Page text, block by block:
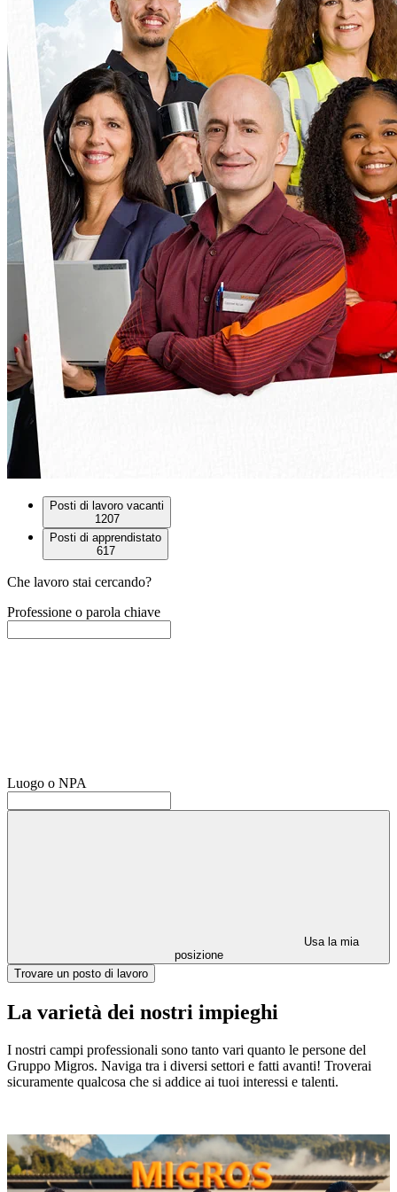
Posti di lavoro vacanti
1207
Posti di apprendistato
617
Che lavoro stai cercando?
Professione o parola chiave
Luogo o NPA
Usa la mia
posizione
Trovare un posto di lavoro
La varietà dei nostri impieghi
I nostri campi professionali sono tanto vari quanto le persone del
Gruppo Migros. Naviga tra i diversi settori e fatti avanti! Troverai
sicuramente qualcosa che si addice ai tuoi interessi e talenti.